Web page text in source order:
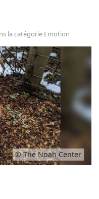
la catégorie Emotion
© The Noah Center